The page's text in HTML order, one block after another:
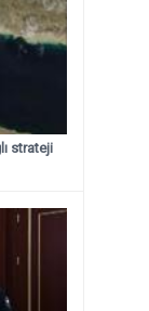
strateji